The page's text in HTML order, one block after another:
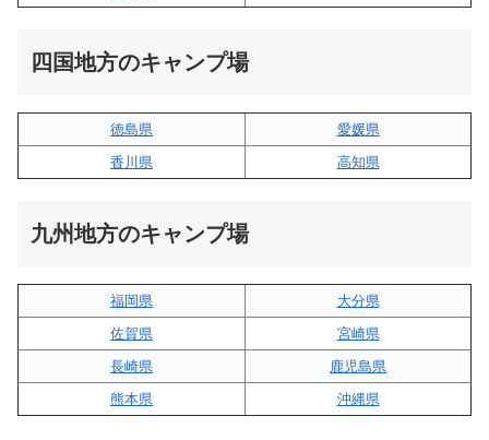
四国地方のキャンプ場
徳島県
愛媛県
香川県
高知県
九州地方のキャンプ場
福岡県
大分県
佐賀県
宮崎県
長崎県
鹿児島県
熊本県
沖縄県